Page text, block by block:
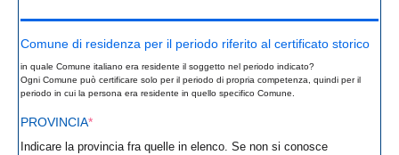
Comune di residenza per il periodo riferito al certificato storico
in quale Comune italiano era residente il soggetto nel periodo indicato?
Ogni Comune può certificare solo per il periodo di propria competenza, quindi per il
periodo in cui la persona era residente in quello specifico Comune.
PROVINCIA*
Indicare la provincia fra quelle in elenco. Se non si conosce